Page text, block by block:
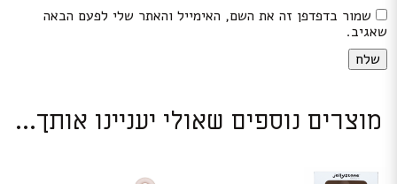
שמור בדפדפן זה את השם, האימייל והאתר שלי לפעם הבאה
שאגיב.
מוצרים נוספים שאולי יעניינו אותך...